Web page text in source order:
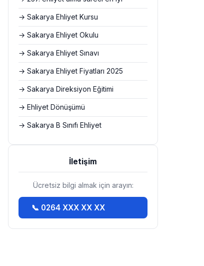
→ Sakarya Ehliyet Kursu
→ Sakarya Ehliyet Okulu
→ Sakarya Ehliyet Sınavı
→ Sakarya Ehliyet Fiyatları 2025
→ Sakarya Direksiyon Eğitimi
→ Ehliyet Dönüşümü
→ Sakarya B Sınıfı Ehliyet
İletişim
Ücretsiz bilgi almak için arayın:
📞 0264 XXX XX XX